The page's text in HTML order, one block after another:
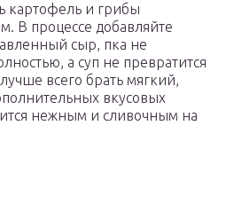
картофель и грибы
В процессе добавляйте
сыр, пка не
а суп не превратится
всего брать мягкий,
вкусовых
нежным и сливочным на